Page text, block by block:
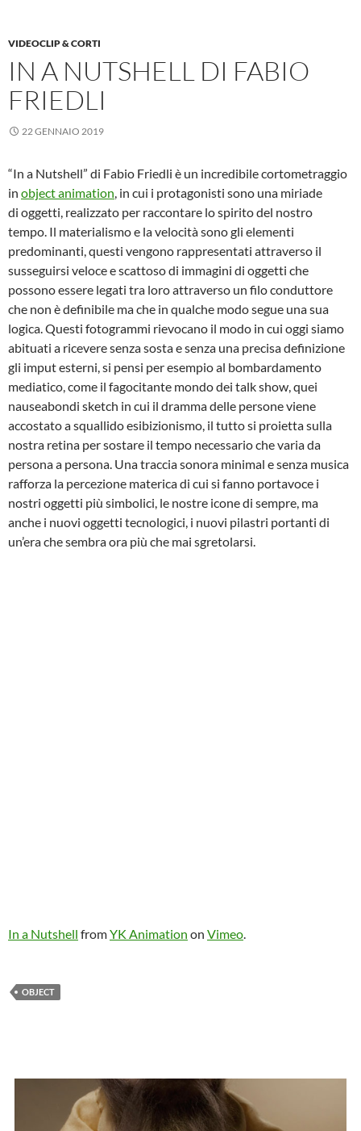
VIDEOCLIP & CORTI
IN A NUTSHELL DI FABIO
FRIEDLI
22 GENNAIO 2019
“In a Nutshell” di Fabio Friedli è un incredibile cortometraggio
in object animation, in cui i protagonisti sono una miriade
di oggetti, realizzato per raccontare lo spirito del nostro
tempo. Il materialismo e la velocità sono gli elementi
predominanti, questi vengono rappresentati attraverso il
susseguirsi veloce e scattoso di immagini di oggetti che
possono essere legati tra loro attraverso un filo conduttore
che non è definibile ma che in qualche modo segue una sua
logica. Questi fotogrammi rievocano il modo in cui oggi siamo
abituati a ricevere senza sosta e senza una precisa definizione
gli imput esterni, si pensi per esempio al bombardamento
mediatico, come il fagocitante mondo dei talk show, quei
nauseabondi sketch in cui il dramma delle persone viene
accostato a squallido esibizionismo, il tutto si proietta sulla
nostra retina per sostare il tempo necessario che varia da
persona a persona. Una traccia sonora minimal e senza musica
rafforza la percezione materica di cui si fanno portavoce i
nostri oggetti più simbolici, le nostre icone di sempre, ma
anche i nuovi oggetti tecnologici, i nuovi pilastri portanti di
un’era che sembra ora più che mai sgretolarsi.
In a Nutshell fromYK Animation on Vimeo.
OBJECT